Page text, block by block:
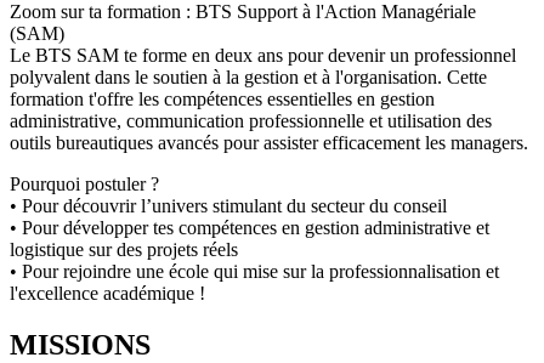
Zoom sur ta formation : BTS Support à l'Action Managériale
(SAM)
Le BTS SAM te forme en deux ans pour devenir un professionnel
polyvalent dans le soutien à la gestion et à l'organisation. Cette
formation t'offre les compétences essentielles en gestion
administrative, communication professionnelle et utilisation des
outils bureautiques avancés pour assister efficacement les managers.
Pourquoi postuler ?
• Pour découvrir l’univers stimulant du secteur du conseil
• Pour développer tes compétences en gestion administrative et
logistique sur des projets réels
• Pour rejoindre une école qui mise sur la professionnalisation et
l'excellence académique !
MISSIONS